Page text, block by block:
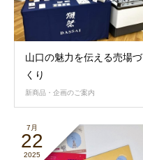
山口の魅力を伝える売場づ
くり
新商品・企画のご案内
7月
22
2025